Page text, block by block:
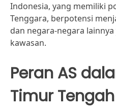
Indonesia, yang memiliki
Tenggara, berpotensi
dan negara-negara
kawasan.
Peran AS
Timur Tengah